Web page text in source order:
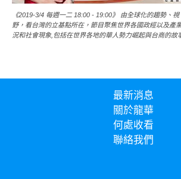
《2019-3/4 每週一二 18:00 - 19:00》 由全球化的趨勢、視
野，看台灣的立基點所在，節目聚焦世界各國政經以及產
況和社會現象,包括在世界各地的華人勢力崛起與台商的故
最新消息
關於龍華
何處收看
聯絡我們